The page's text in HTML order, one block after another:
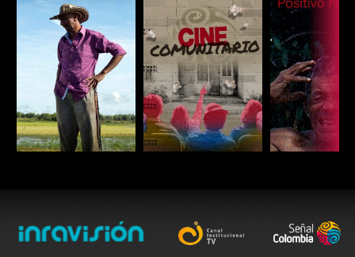
ESCUCHAR ESCUCHAR